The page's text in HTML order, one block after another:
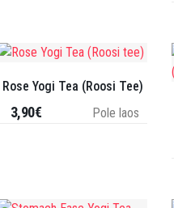
Rose Yogi Tea (Roosi Tee)
Pole laos
3,90€